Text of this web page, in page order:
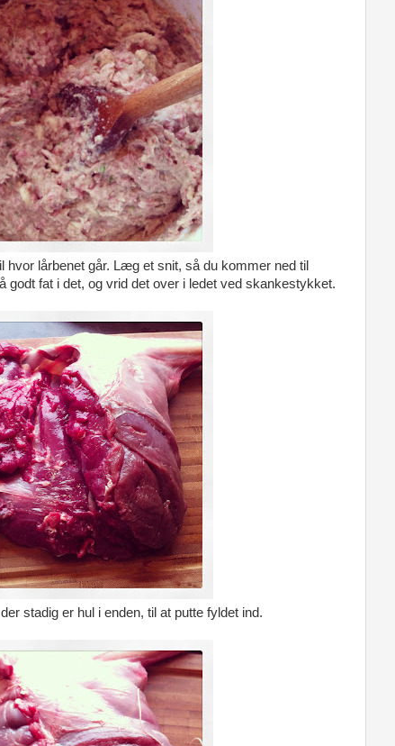
hvor lårbenet går. Læg et snit, så du kommer ned til
godt fat i det, og vrid det over i ledet ved skankestykket.
stadig er hul i enden, til at putte fyldet ind.